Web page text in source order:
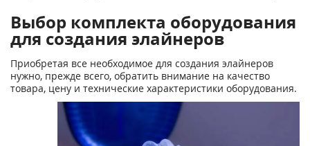
Выбор комплекта оборудования
для создания элайнеров
Приобретая все необходимое для создания элайнеров
нужно, прежде всего, обратить внимание на качество
товара, цену и технические характеристики оборудования.